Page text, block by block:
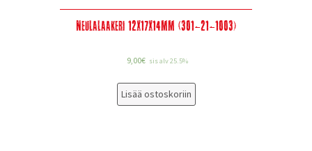
Neulalaakeri 12x17x14mm (301-21-1003)
9,00€ sis alv 25.5%
Lisää ostoskoriin